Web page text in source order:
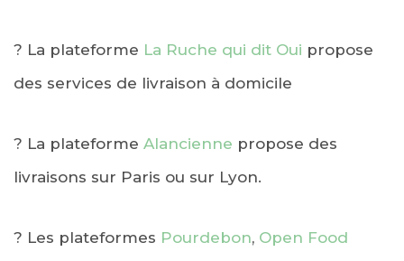
? La plateforme La Ruche qui dit Oui propose
des services de livraison à domicile
? La plateforme Alancienne propose des
livraisons sur Paris ou sur Lyon.
? Les plateformes Pourdebon, Open Food